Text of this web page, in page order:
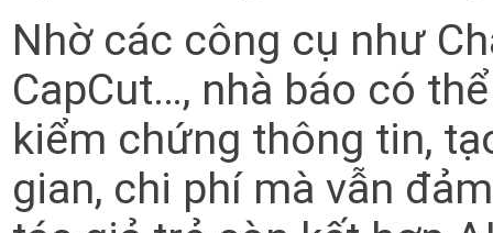
Nhờ các công cụ như
CapCut…, nhà báo có
kiểm chứng thông tin,
gian, chi phí mà vẫn